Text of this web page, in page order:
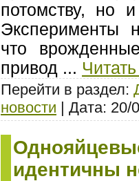
потомству, но
Эксперименты
что
привод ...
Перейти в раздел:
новости | Дата: 20/
идентичны